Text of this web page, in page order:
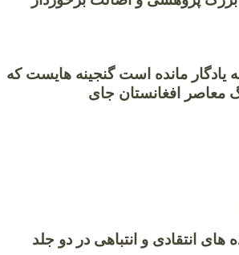
به یادگار مانده است گنجینه هایست که
معاصر افغانستان جای
انتقادی و انتباهی در دو جلد